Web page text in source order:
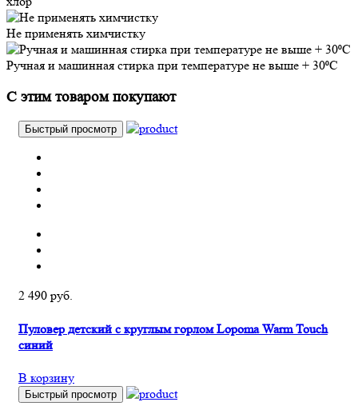
Не применять химчистку
Ручная и машинная стирка при температуре не выше + 30⁰С
С этим товаром покупают
Быстрый просмотр
2 490 руб.
Пуловер детский с круглым горлом Lopoma Warm Touch
синий
В корзину
Быстрый просмотр